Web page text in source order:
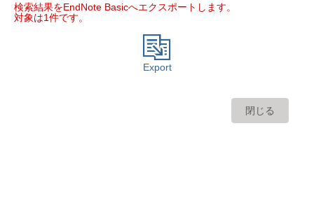
検索結果をEndNote Basicへエクスポートします。
対象は1件です。
Export